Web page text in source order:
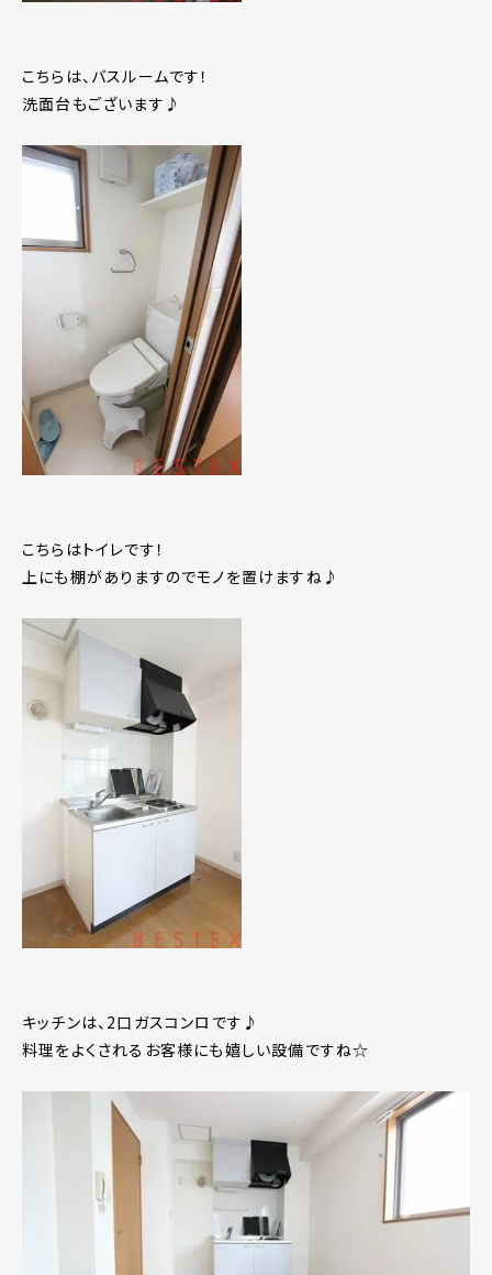
こちらは、バスルームです！
洗面台もございます♪
こちらはトイレです！
上にも棚がありますのでモノを置けますね♪
キッチンは、2口ガスコンロです♪
料理をよくされるお客様にも嬉しい設備ですね☆